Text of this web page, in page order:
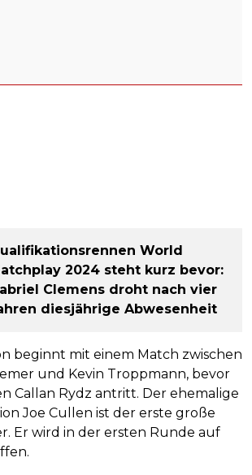
World
2024 steht kurz bevor:
Clemens droht nach vier
diesjährige Abwesenheit
beginnt mit einem Match zwischen
und Kevin Troppmann, bevor
Callan Rydz antritt. Der ehemalige
Joe Cullen ist der erste große
Er wird in der ersten Runde auf